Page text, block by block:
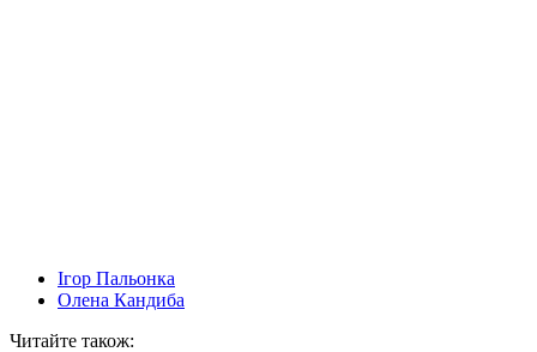
Ігор Пальонка
Олена Кандиба
Читайте також: